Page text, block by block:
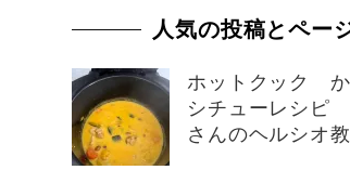
人気の投稿とペー
ホットクック
シチューレシピ
さんのヘルシオ